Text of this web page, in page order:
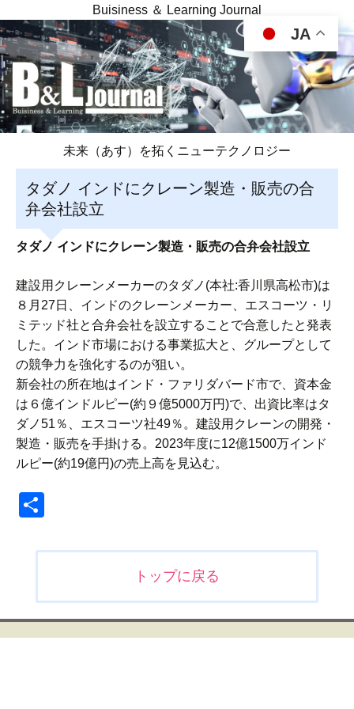
Buisiness ＆ Learning Journal
未来（あす）を拓くニューテクノロジー
タダノ インドにクレーン製造・販売の合
弁会社設立
タダノ インドにクレーン製造・販売の合弁会社設立
建設用クレーンメーカーのタダノ(本社:香川県高松市)は
８月27日、インドのクレーンメーカー、エスコーツ・リ
ミテッド社と合弁会社を設立することで合意したと発表
した。インド市場における事業拡大と、グループとして
の競争力を強化するのが狙い。
新会社の所在地はインド・ファリダバード市で、資本金
は６億インドルピー(約９億5000万円)で、出資比率はタ
ダノ51％、エスコーツ社49％。建設用クレーンの開発・
製造・販売を手掛ける。2023年度に12億1500万インド
ルピー(約19億円)の売上高を見込む。
ビ
ゲ
トップに戻る
JA